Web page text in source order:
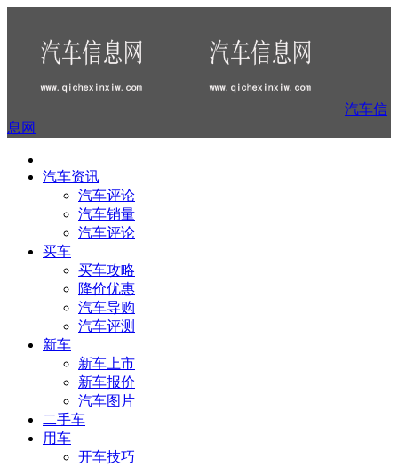
汽车信
息网
汽车资讯
汽车评论
汽车销量
汽车评论
买车
买车攻略
降价优惠
汽车导购
汽车评测
新车
新车上市
新车报价
汽车图片
二手车
用车
开车技巧